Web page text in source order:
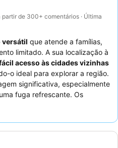
de 300+ comentários · Última
versátil que atende a famílias,
limitado. A sua localização à
acesso às cidades vizinhas
o ideal para explorar a região.
significativa, especialmente
fuga refrescante. Os
para o jardim.